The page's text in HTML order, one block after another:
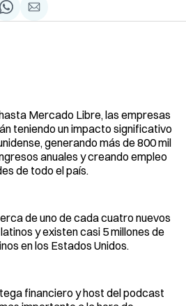
Share
on
Compartir
via
Mercado Libre, las empresas
teniendo un impacto significativo
generando más de 800 mil
anuales y creando empleo
de todo el país.
de uno de cada cuatro nuevos
y existen casi 5 millones de
en los Estados Unidos.
financiero y host del podcast